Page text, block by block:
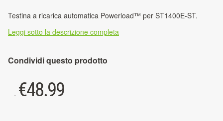
Testina a ricarica automatica Powerload™ per ST1400E-ST.
Leggi sotto la descrizione completa
Condividi questo prodotto
. €48.99